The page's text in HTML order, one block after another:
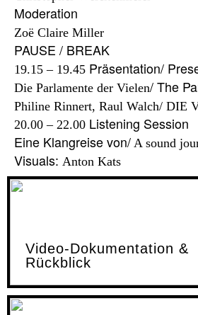
Zoë Claire Miller
19.15 – 19.45
Die Parlamente der Vielen
Philine Rinnert, Raul Walch/ DIE
20.00 – 22.00 Listening Session
Eine Klangreise von/ A sound
Visuals: Anton Kats
Video-Dokumentation &
Rückblick